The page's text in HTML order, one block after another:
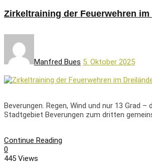
Zirkeltraining der Feuerwehren
Manfred Bues 5. Oktober 2025
Beverungen. Regen, Wind und nur 13
Stadtgebiet Beverungen zum dritten
Continue Reading
0
445 Views